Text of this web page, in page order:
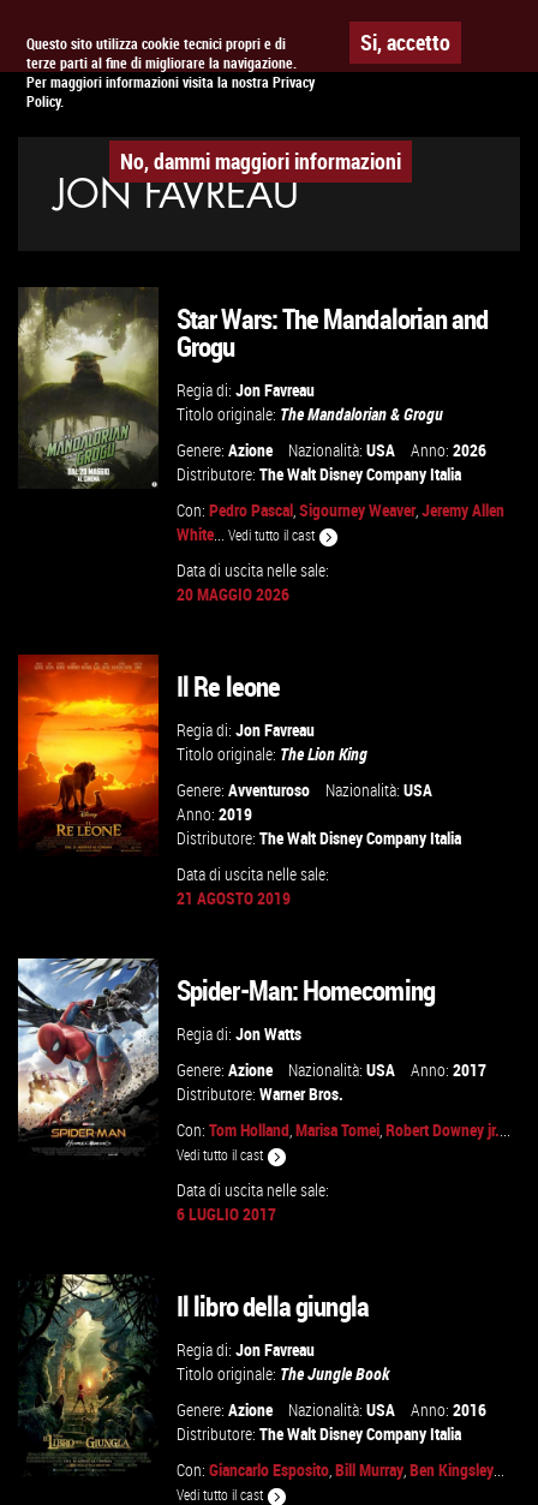
Questo sito utilizza cookie tecnici propri e di
terze parti al fine di migliorare la navigazione.
Per maggiori informazioni visita la nostra Privacy
Policy.
Si, accetto
No, dammi maggiori informazioni
APPUNTAMENTO AL CINEMA
JON FAVREAU
Star Wars: The Mandalorian and
Grogu
Regia di:Jon Favreau
Titolo originale: The Mandalorian & Grogu
Genere:Azione Nazionalità:USA Anno:2026
Distributore:The Walt Disney Company Italia
Con:Pedro Pascal,Sigourney Weaver,Jeremy Allen
White...Vedi tutto il cast
Data di uscita nelle sale:
20 MAGGIO 2026
VAI ALLA SCHEDA
Il Re leone
Regia di:Jon Favreau
Titolo originale: The Lion King
Genere:Avventuroso Nazionalità:USA
Anno:2019
Distributore:The Walt Disney Company Italia
Data di uscita nelle sale:
21 AGOSTO 2019
VAI ALLA SCHEDA
Spider-Man: Homecoming
Regia di:Jon Watts
Genere:Azione Nazionalità:USA Anno:2017
Distributore:Warner Bros.
Con:Tom Holland,Marisa Tomei,Robert Downey jr....
Vedi tutto il cast
Data di uscita nelle sale:
6 LUGLIO 2017
Il libro della giungla
Regia di:Jon Favreau
Titolo originale: The Jungle Book
Genere:Azione Nazionalità:USA Anno:2016
Distributore:The Walt Disney Company Italia
Con:Giancarlo Esposito,Bill Murray,Ben Kingsley...
Vedi tutto il cast